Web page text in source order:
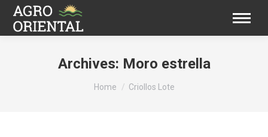
Archives: Moro estrella
You are here:
Home Criollos Lote